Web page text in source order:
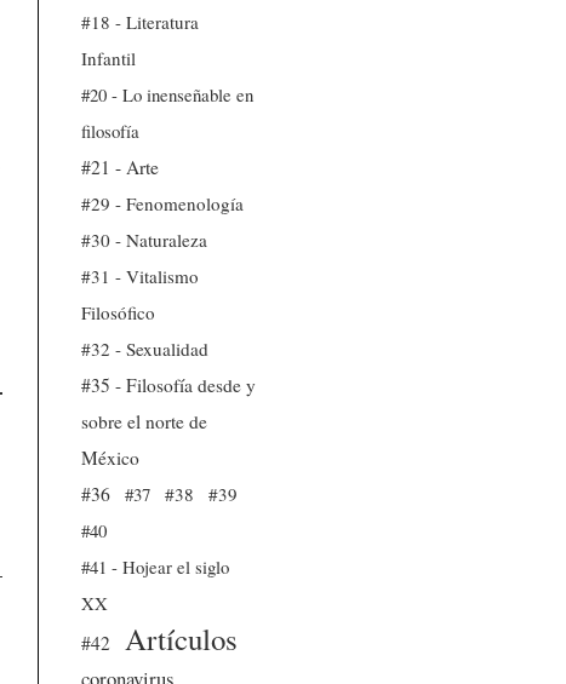
#18 - Literatura
Infantil
#20 - Lo inenseñable en
filosofía
#21 - Arte
#29 - Fenomenología
#30 - Naturaleza
#31 - Vitalismo
Filosófico
#32 - Sexualidad
#35 - Filosofía desde y
sobre el norte de
México
#36
#37 #38
#39
#40
#41 - Hojear el siglo
XX
#42
Artículos
coronavirus